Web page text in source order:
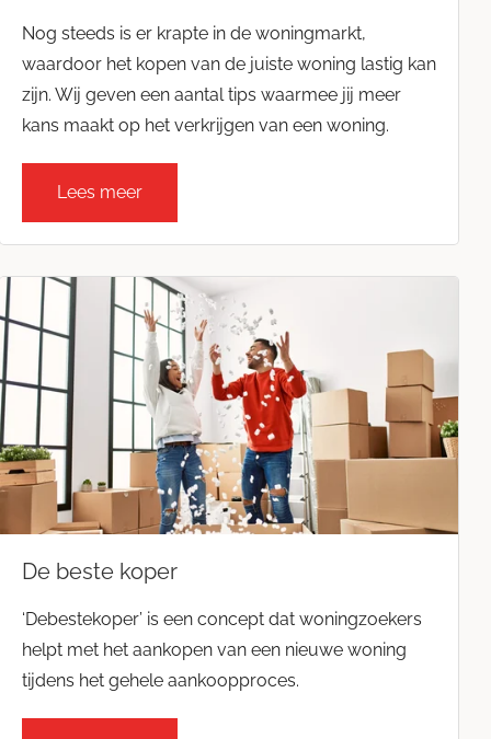
Nog steeds is er krapte in de woningmarkt,
waardoor het kopen van de juiste woning lastig kan
zijn. Wij geven een aantal tips waarmee jij meer
kans maakt op het verkrijgen van een woning.
Lees meer
De beste koper
‘Debestekoper’ is een concept dat woningzoekers
helpt met het aankopen van een nieuwe woning
tijdens het gehele aankoopproces.